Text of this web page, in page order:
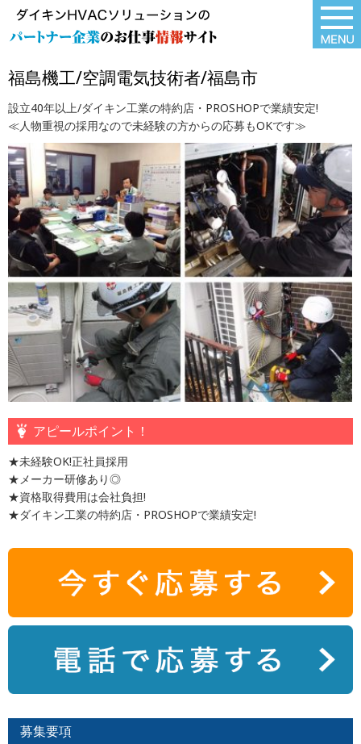
福島機工/空調電気技術者/福島市
設立40年以上/ダイキン工業の特約店・PROSHOPで業績安定!
≪人物重視の採用なので未経験の方からの応募もOKです≫
アピールポイント！
★未経験OK!正社員採用
★メーカー研修あり◎
★資格取得費用は会社負担!
★ダイキン工業の特約店・PROSHOPで業績安定!
募集要項